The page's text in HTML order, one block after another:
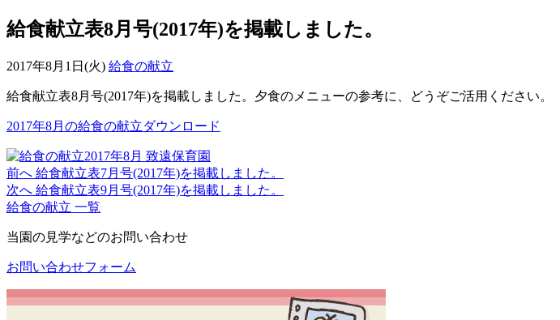
給食献立表8月号(2017年)を掲載しました。
2017年8月1日(火) 給食の献立
給食献立表8月号(2017年)を掲載しました。夕食のメニューの参考に、どうぞご活用ください。
2017年8月の給食の献立ダウンロード
前へ 給食献立表7月号(2017年)を掲載しました。
次へ 給食献立表9月号(2017年)を掲載しました。
給食の献立 一覧
当園の見学などのお問い合わせ
お問い合わせフォーム